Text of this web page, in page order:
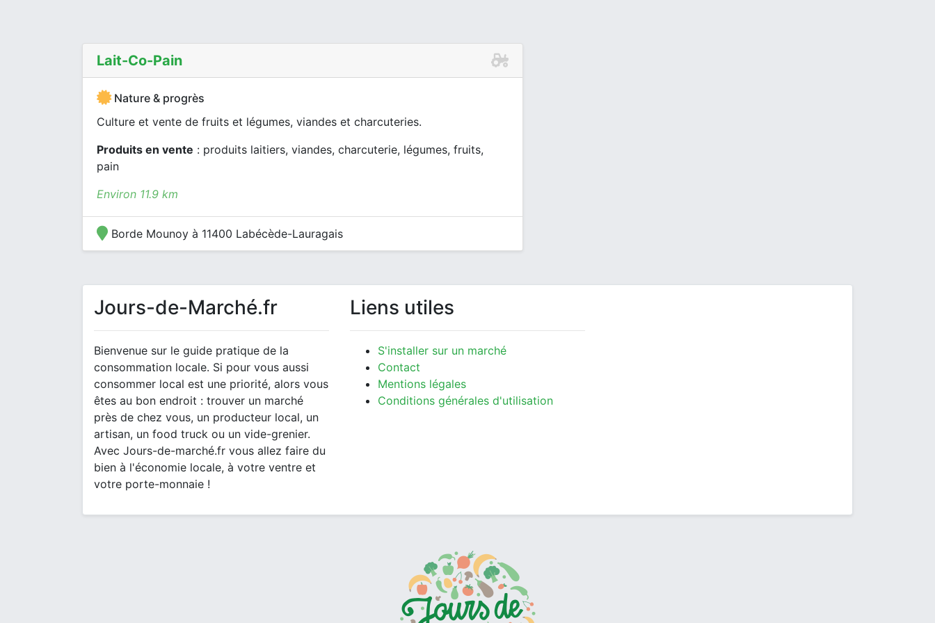
Lait-Co-Pain
Nature & progrès
Culture et vente de fruits et légumes, viandes et charcuteries.
Produits en vente : produits laitiers, viandes, charcuterie, légumes, fruits,
pain
Environ 11.9 km
Borde Mounoy à 11400 Labécède-Lauragais
Jours-de-Marché.fr
Bienvenue sur le guide pratique de la
consommation locale. Si pour vous aussi
consommer local est une priorité, alors vous
êtes au bon endroit : trouver un marché
près de chez vous, un producteur local, un
artisan, un food truck ou un vide-grenier.
Avec Jours-de-marché.fr vous allez faire du
bien à l'économie locale, à votre ventre et
votre porte-monnaie !
Liens utiles
S'installer sur un marché
Contact
Mentions légales
Conditions générales d'utilisation